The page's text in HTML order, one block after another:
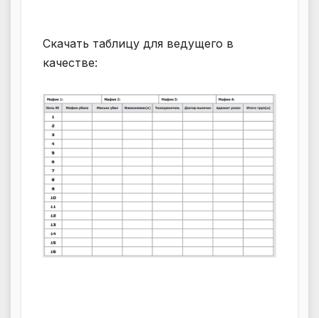
Скачать таблицу для ведущего в
качестве: